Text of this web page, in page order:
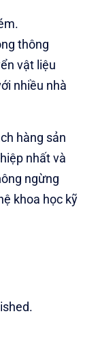
thông
vật liệu
nhiều nhà
hàng sản
nhất và
ngừng
khoa học kỹ